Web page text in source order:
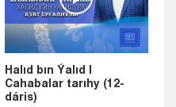
Halıd bın Ýalıd |
Cahabalar tarıhy (12-
dáris)